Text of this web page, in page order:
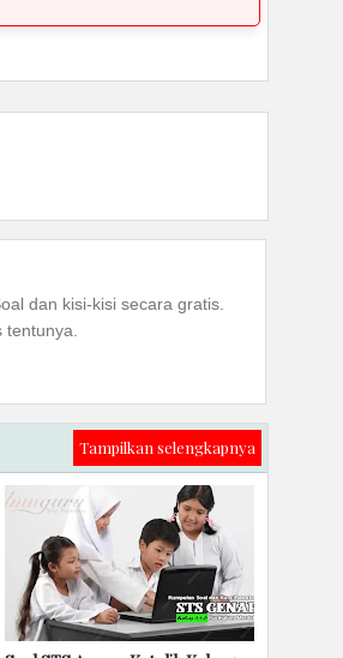
dan kisi-kisi secara gratis.
Tampilkan selengkapnya